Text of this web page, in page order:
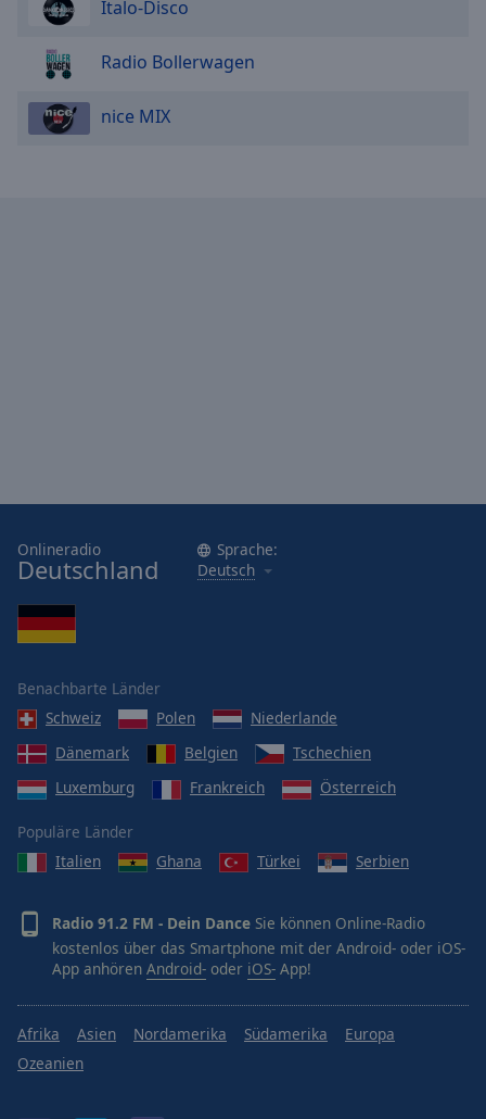
Italo-Disco
Radio Bollerwagen
nice MIX
Onlineradio
Deutschland
Sprache:
Deutsch
Benachbarte Länder
Schweiz
Polen
Niederlande
Dänemark
Belgien
Tschechien
Luxemburg
Frankreich Österreich
Populäre Länder
Italien
Ghana Türkei Serbien
Radio 91.2 FM - Dein Dance Sie können Online-Radio
kostenlos über das Smartphone mit der Android- oder iOS-
App anhören Android- oder iOS- App!
Afrika Asien Nordamerika Südamerika
Europa
Ozeanien